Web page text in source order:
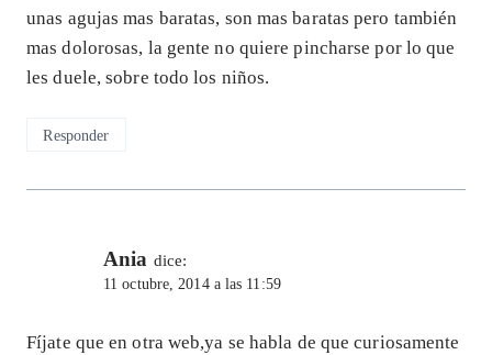
unas agujas mas baratas, son mas baratas pero también
mas dolorosas, la gente no quiere pincharse por lo que
les duele, sobre todo los niños.
Responder
Ania dice:
11 octubre, 2014 a las 11:59
Fíjate que en otra web,ya se habla de que curiosamente